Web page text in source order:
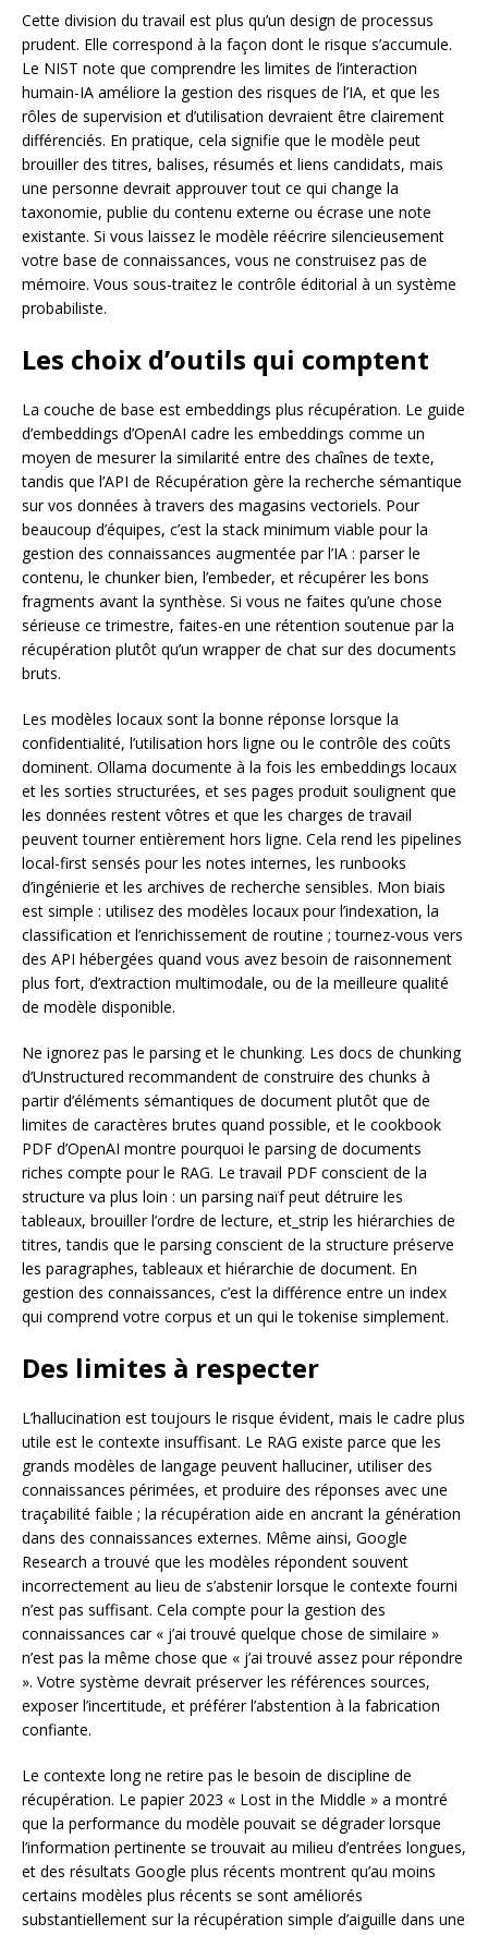
Cette division du travail est plus qu’un design de processus
prudent. Elle correspond à la façon dont le risque s’accumule.
Le NIST note que comprendre les limites de l’interaction
humain-IA améliore la gestion des risques de l’IA, et que les
rôles de supervision et d’utilisation devraient être clairement
différenciés. En pratique, cela signifie que le modèle peut
brouiller des titres, balises, résumés et liens candidats, mais
une personne devrait approuver tout ce qui change la
taxonomie, publie du contenu externe ou écrase une note
existante. Si vous laissez le modèle réécrire silencieusement
votre base de connaissances, vous ne construisez pas de
mémoire. Vous sous-traitez le contrôle éditorial à un système
probabiliste.
Les choix d’outils qui comptent
La couche de base est embeddings plus récupération. Le guide
d’embeddings d’OpenAI cadre les embeddings comme un
moyen de mesurer la similarité entre des chaînes de texte,
tandis que l’API de Récupération gère la recherche sémantique
sur vos données à travers des magasins vectoriels. Pour
beaucoup d’équipes, c’est la stack minimum viable pour la
gestion des connaissances augmentée par l’IA : parser le
contenu, le chunker bien, l’embeder, et récupérer les bons
fragments avant la synthèse. Si vous ne faites qu’une chose
sérieuse ce trimestre, faites-en une rétention soutenue par la
récupération plutôt qu’un wrapper de chat sur des documents
bruts.
Les modèles locaux sont la bonne réponse lorsque la
confidentialité, l’utilisation hors ligne ou le contrôle des coûts
dominent. Ollama documente à la fois les embeddings locaux
et les sorties structurées, et ses pages produit soulignent que
les données restent vôtres et que les charges de travail
peuvent tourner entièrement hors ligne. Cela rend les pipelines
local-first sensés pour les notes internes, les runbooks
d’ingénierie et les archives de recherche sensibles. Mon biais
est simple : utilisez des modèles locaux pour l’indexation, la
classification et l’enrichissement de routine ; tournez-vous vers
des API hébergées quand vous avez besoin de raisonnement
plus fort, d’extraction multimodale, ou de la meilleure qualité
de modèle disponible.
Ne ignorez pas le parsing et le chunking. Les docs de chunking
d’Unstructured recommandent de construire des chunks à
partir d’éléments sémantiques de document plutôt que de
limites de caractères brutes quand possible, et le cookbook
PDF d’OpenAI montre pourquoi le parsing de documents
riches compte pour le RAG. Le travail PDF conscient de la
structure va plus loin : un parsing naïf peut détruire les
tableaux, brouiller l’ordre de lecture, et_strip les hiérarchies de
titres, tandis que le parsing conscient de la structure préserve
les paragraphes, tableaux et hiérarchie de document. En
gestion des connaissances, c’est la différence entre un index
qui comprend votre corpus et un qui le tokenise simplement.
Des limites à respecter
L’hallucination est toujours le risque évident, mais le cadre plus
utile est le contexte insuffisant. Le RAG existe parce que les
grands modèles de langage peuvent halluciner, utiliser des
connaissances périmées, et produire des réponses avec une
traçabilité faible ; la récupération aide en ancrant la génération
dans des connaissances externes. Même ainsi, Google
Research a trouvé que les modèles répondent souvent
incorrectement au lieu de s’abstenir lorsque le contexte fourni
n’est pas suffisant. Cela compte pour la gestion des
connaissances car « j’ai trouvé quelque chose de similaire »
n’est pas la même chose que « j’ai trouvé assez pour répondre
». Votre système devrait préserver les références sources,
exposer l’incertitude, et préférer l’abstention à la fabrication
confiante.
Le contexte long ne retire pas le besoin de discipline de
récupération. Le papier 2023 « Lost in the Middle » a montré
que la performance du modèle pouvait se dégrader lorsque
l’information pertinente se trouvait au milieu d’entrées longues,
et des résultats Google plus récents montrent qu’au moins
certains modèles plus récents se sont améliorés
substantiellement sur la récupération simple d’aiguille dans une